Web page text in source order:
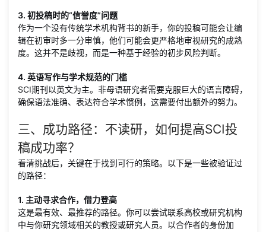
3. 初投稿时的“信誉度”问题
作为一个没有传统学术机构背书的新手，你的投稿可能会让编
辑在初审时多一分审慎，他们可能会更严格地审视研究的成熟
度。这并不是歧视，而是一种基于经验的初步风险判断。
4. 英语写作与学术规范的门槛
SCI期刊以英文为主。非母语研究者需要克服巨大的语言障碍，
确保语法准确、表达符合学术惯例，这需要付出额外的努力。
三、成功路径：不读研，如何提高SCI投
稿成功率？
看清挑战后，关键在于找到可行的策略。以下是一些被验证过
的路径：
1. 主动寻求合作，借力登高
这是最有效、最推荐的路径。你可以尝试联系高校或研究机构
中与你研究领域相关的教授或研究人员。以合作者的身份加